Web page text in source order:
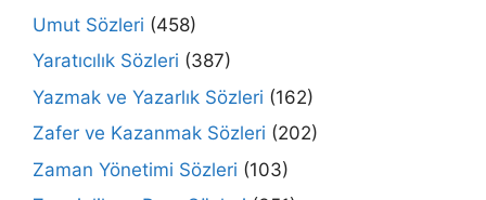
Umut Sözleri (458)
Yaratıcılık Sözleri (387)
Yazmak ve Yazarlık Sözleri (162)
Zafer ve Kazanmak Sözleri (202)
Zaman Yönetimi Sözleri (103)